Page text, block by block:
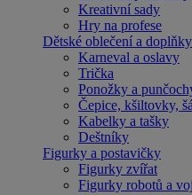
Kreativní sady
Hry na profese
Dětské oblečení a doplňky
Karneval a oslavy
Trička
Ponožky a
Čepice, kšiltovky,
Kabelky a tašky
Deštníky
Figurky a postavičky
Figurky zvířat
Figurky robotů a